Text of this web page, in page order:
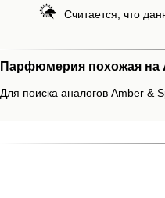
Считается, что
Парфюмерия похожая на
Для поиска аналогов Amber &